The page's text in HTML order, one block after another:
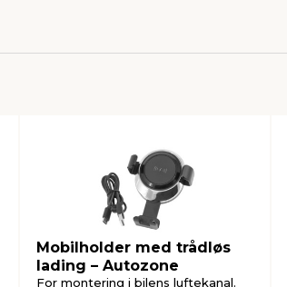
Mobilholder med trådløs
lading – Autozone
For montering i bilens luftekanal.